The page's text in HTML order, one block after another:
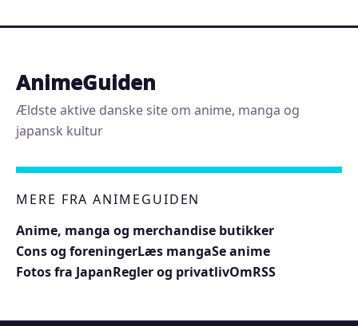
AnimeGuiden
Ældste aktive danske site om anime, manga og
japansk kultur
MERE FRA ANIMEGUIDEN
Anime, manga og merchandise butikker
Cons og foreningerLæs mangaSe anime
Fotos fra JapanRegler og privatlivOmRSS